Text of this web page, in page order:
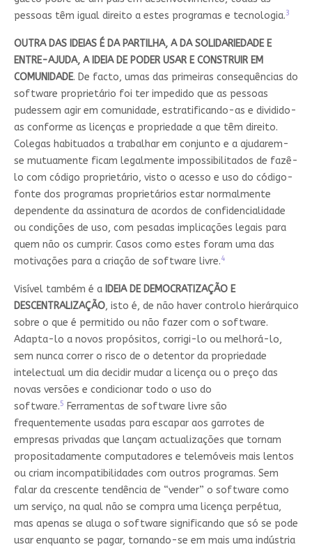
pessoas têm igual direito a estes programas e tecnologia.3
OUTRA DAS IDEIAS É DA PARTILHA, A DA SOLIDARIEDADE E
ENTRE-AJUDA, A IDEIA DE PODER USAR E CONSTRUIR EM
COMUNIDADE. De facto, umas das primeiras consequências do
software proprietário foi ter impedido que as pessoas
pudessem agir em comunidade, estratificando-as e dividido-
as conforme as licenças e propriedade a que têm direito.
Colegas habituados a trabalhar em conjunto e a ajudarem-
se mutuamente ficam legalmente impossibilitados de fazê-
lo com código proprietário, visto o acesso e uso do código-
fonte dos programas proprietários estar normalmente
dependente da assinatura de acordos de confidencialidade
ou condições de uso, com pesadas implicações legais para
quem não os cumprir. Casos como estes foram uma das
motivações para a criação de software livre.4
Visível também é a IDEIA DE DEMOCRATIZAÇÃO E
DESCENTRALIZAÇÃO, isto é, de não haver controlo hierárquico
sobre o que é permitido ou não fazer com o software.
Adapta-lo a novos propósitos, corrigi-lo ou melhorá-lo,
sem nunca correr o risco de o detentor da propriedade
intelectual um dia decidir mudar a licença ou o preço das
novas versões e condicionar todo o uso do
software.5 Ferramentas de software livre são
frequentemente usadas para escapar aos garrotes de
empresas privadas que lançam actualizações que tornam
propositadamente computadores e telemóveis mais lentos
ou criam incompatibilidades com outros programas. Sem
falar da crescente tendência de “vender” o software como
um serviço, na qual não se compra uma licença perpétua,
mas apenas se aluga o software significando que só se pode
usar enquanto se pagar, tornando-se em mais uma indústria